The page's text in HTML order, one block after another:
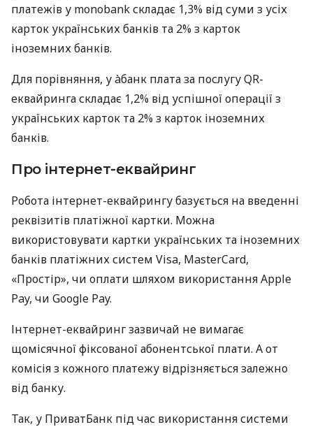
платежів у monobank складає 1,3% від суми з усіх
карток українських банків та 2% з карток
іноземних банків.
Для порівняння, у àбанк плата за послугу QR-
еквайринга складає 1,2% від успішної операції з
українських карток та 2% з карток іноземних
банків.
Про інтернет-еквайринг
Робота інтернет-еквайрингу базується на введенні
реквізитів платіжної картки. Можна
використовувати картки українських та іноземних
банків платіжних систем Visa, MasterCard,
«Простір», чи оплати шляхом використання Apple
Pay, чи Google Pay.
Інтернет-еквайринг зазвичай не вимагає
щомісячної фіксованої абонентської плати. А от
комісія з кожного платежу відрізняється залежно
від банку.
Так, у ПриватБанк під час використання системи